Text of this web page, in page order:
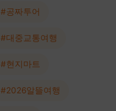
#공짜투어
#대중교통여행
#현지마트
#2026알뜰여행